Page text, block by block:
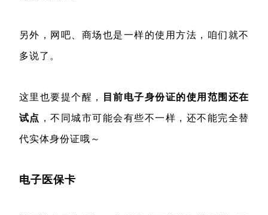
另外，网吧、商场也是一样的使用方法，咱们就不
多说了。
这里也要提个醒， 目前电子身份证的使用范围还在
试点 ，不同城市可能会有些不一样，还不能完全替
代实体身份证哦～
电子医保卡